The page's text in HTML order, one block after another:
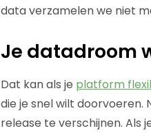
data verzamelen we niet
Je datadroom
Dat kan als je platform
die je snel wilt doorvoeren.
release te verschijnen. Als